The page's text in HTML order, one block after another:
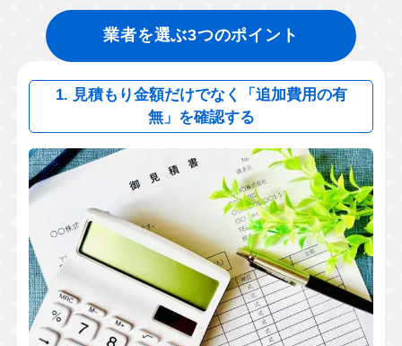
業者を選ぶ3つのポイント
1. 見積もり金額だけでなく「追加費用の有
無」を確認する